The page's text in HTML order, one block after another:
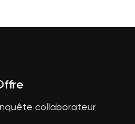
collaborateur